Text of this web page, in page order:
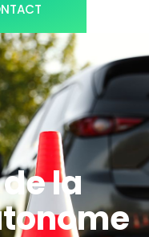
de la